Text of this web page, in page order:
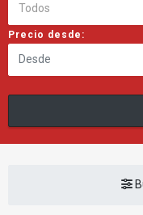
Todos
Precio desde: